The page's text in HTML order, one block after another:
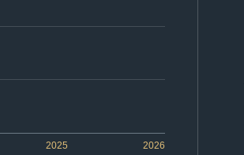
2025 2026